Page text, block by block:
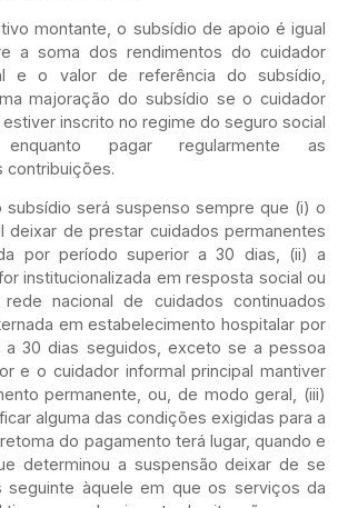
montante, o subsídio de apoio é igual
a soma dos rendimentos do cuidador
e o valor de referência do subsídio,
majoração do subsídio se o cuidador
inscrito no regime do seguro social
pagar regularmente as
contribuições.
subsídio será suspenso sempre que (i) o
deixar de prestar cuidados permanentes
por período superior a 30 dias, (ii) a
institucionalizada em resposta social ou
nacional de cuidados continuados
em estabelecimento hospitalar por
a 30 dias seguidos, exceto se a pessoa
e o cuidador informal principal mantiver
permanente, ou, de modo geral, (iii)
alguma das condições exigidas para a
do pagamento terá lugar, quando e
determinou a suspensão deixar de se
seguinte àquele em que os serviços da